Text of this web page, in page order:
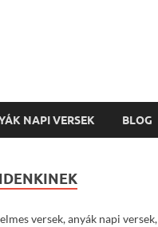
NAPI VERSEK BLOG
versek, anyák napi versek,